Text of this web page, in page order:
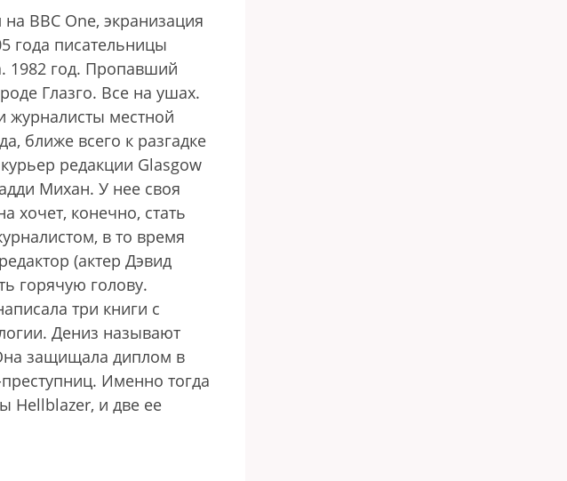
BBC One, экранизация
года писательницы
1982 год. Пропавший
Глазго. Все на ушах.
журналисты местной
ближе всего к разгадке
редакции Glasgow
Михан. У нее своя
хочет, конечно, стать
в то время
(актер Дэвид
горячую голову.
три книги с
Дениз называют
защищала диплом в
Именно тогда
Hellblazer, и две ее